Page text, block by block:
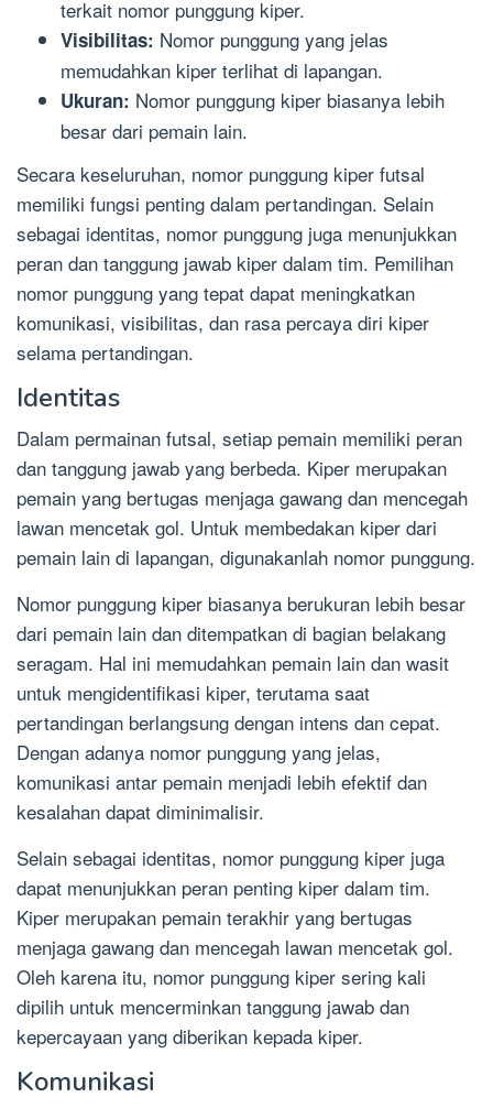
terkait nomor punggung kiper.
Visibilitas: Nomor punggung yang jelas
memudahkan kiper terlihat di lapangan.
Ukuran: Nomor punggung kiper biasanya lebih
besar dari pemain lain.
Secara keseluruhan, nomor punggung kiper futsal
memiliki fungsi penting dalam pertandingan. Selain
sebagai identitas, nomor punggung juga menunjukkan
peran dan tanggung jawab kiper dalam tim. Pemilihan
nomor punggung yang tepat dapat meningkatkan
komunikasi, visibilitas, dan rasa percaya diri kiper
selama pertandingan.
Identitas
Dalam permainan futsal, setiap pemain memiliki peran
dan tanggung jawab yang berbeda. Kiper merupakan
pemain yang bertugas menjaga gawang dan mencegah
lawan mencetak gol. Untuk membedakan kiper dari
pemain lain di lapangan, digunakanlah nomor punggung.
Nomor punggung kiper biasanya berukuran lebih besar
dari pemain lain dan ditempatkan di bagian belakang
seragam. Hal ini memudahkan pemain lain dan wasit
untuk mengidentifikasi kiper, terutama saat
pertandingan berlangsung dengan intens dan cepat.
Dengan adanya nomor punggung yang jelas,
komunikasi antar pemain menjadi lebih efektif dan
kesalahan dapat diminimalisir.
Selain sebagai identitas, nomor punggung kiper juga
dapat menunjukkan peran penting kiper dalam tim.
Kiper merupakan pemain terakhir yang bertugas
menjaga gawang dan mencegah lawan mencetak gol.
Oleh karena itu, nomor punggung kiper sering kali
dipilih untuk mencerminkan tanggung jawab dan
kepercayaan yang diberikan kepada kiper.
Komunikasi